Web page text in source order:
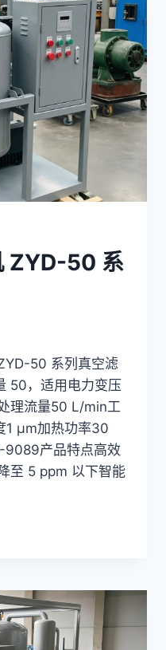
ZYD-50 系
50 系列真空滤
50，适用电力变压
理流量50 L/min工
1 μm加热功率30
产品特点高效
至 5 ppm 以下智能